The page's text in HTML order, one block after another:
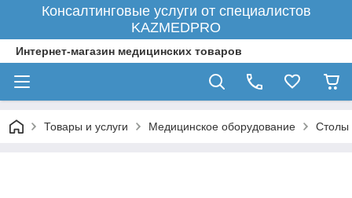
Консалтинговые услуги от специалистов
KAZMEDPRO
Интернет-магазин медицинских товаров
Товары и услуги Медицинское оборудование Столы